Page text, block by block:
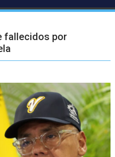
fallecidos por